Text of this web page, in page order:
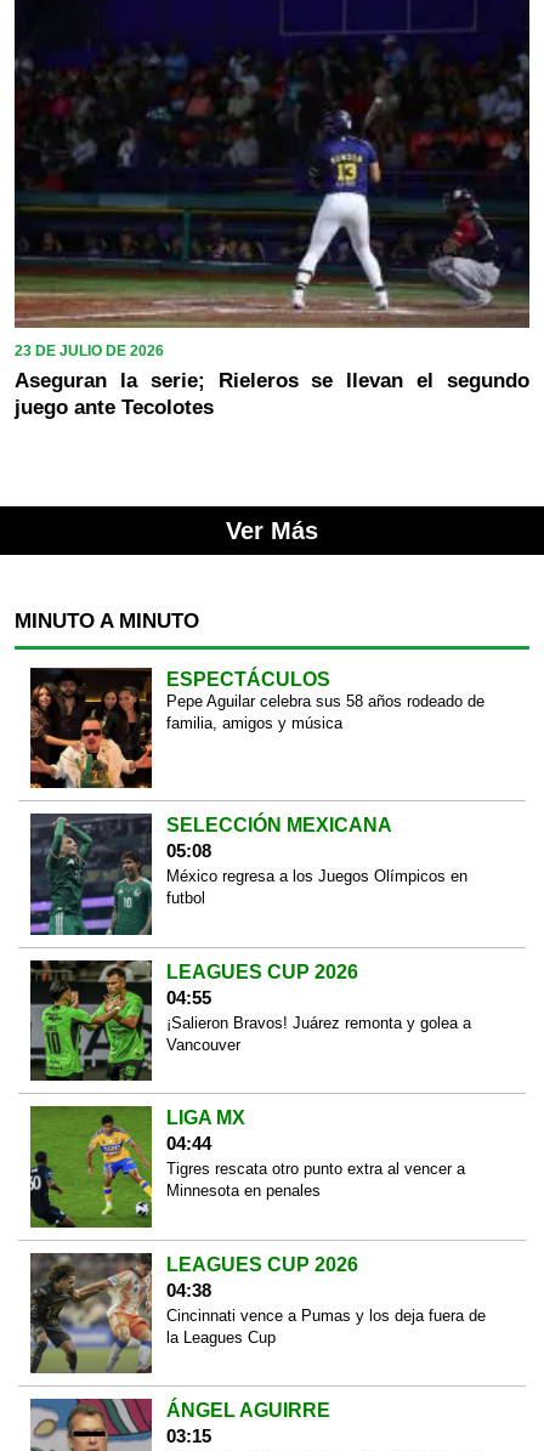
23 DE JULIO DE 2026
Aseguran la serie; Rieleros se llevan el segundo
juego ante Tecolotes
Ver Más
MINUTO A MINUTO
ESPECTÁCULOS
Pepe Aguilar celebra sus 58 años rodeado de
familia, amigos y música
SELECCIÓN MEXICANA
05:08
México regresa a los Juegos Olímpicos en
futbol
LEAGUES CUP 2026
04:55
¡Salieron Bravos! Juárez remonta y golea a
Vancouver
LIGA MX
04:44
Tigres rescata otro punto extra al vencer a
Minnesota en penales
LEAGUES CUP 2026
04:38
Cincinnati vence a Pumas y los deja fuera de
la Leagues Cup
ÁNGEL AGUIRRE
03:15